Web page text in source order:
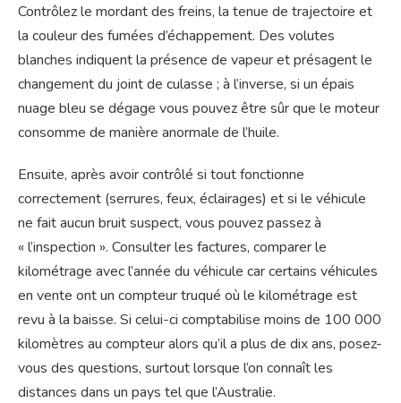
Contrôlez le mordant des freins, la tenue de trajectoire et
la couleur des fumées d’échappement. Des volutes
blanches indiquent la présence de vapeur et présagent le
changement du joint de culasse ; à l’inverse, si un épais
nuage bleu se dégage vous pouvez être sûr que le moteur
consomme de manière anormale de l’huile.
Ensuite, après avoir contrôlé si tout fonctionne
correctement (serrures, feux, éclairages) et si le véhicule
ne fait aucun bruit suspect, vous pouvez passez à
« l’inspection ». Consulter les factures, comparer le
kilométrage avec l’année du véhicule car certains véhicules
en vente ont un compteur truqué où le kilométrage est
revu à la baisse. Si celui-ci comptabilise moins de 100 000
kilomètres au compteur alors qu’il a plus de dix ans, posez-
vous des questions, surtout lorsque l’on connaît les
distances dans un pays tel que l’Australie.